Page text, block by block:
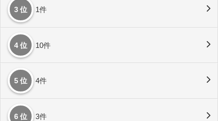
3 位 1件
4 位 10件
5 位 4件
6 位 3件